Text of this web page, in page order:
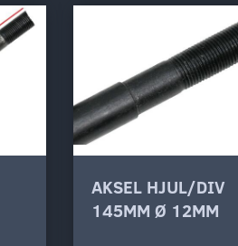
AKSEL HJUL/DIV
145MM Ø 12MM